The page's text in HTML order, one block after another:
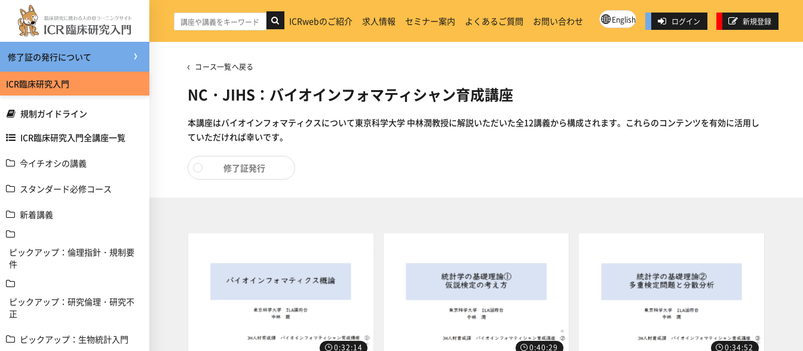
メインコンテンツへスキップする
修了証の発行について
ICR臨床研究入門
規制ガイドライン
ICR臨床研究入門全講座一覧
今イチオシの講義
スタンダード必修コース
新着講義
ピックアップ：倫理指針・規制要
件
ピックアップ：研究倫理・研究不
正
ピックアップ：生物統計入門
ICRwebのご紹介 求人情報 セミナー案内 よくあるご質問 お問い合わせ English ログイン 新規登録
コース一覧へ戻る
NC・JIHS：バイオインフォマティシャン育成講座
本講座はバイオインフォマティクスについて東京科学大学 中林潤教授に解説いただいた全12講義から構成されます。これらのコンテンツを有効に活用し
ていただければ幸いです。
修了証発行
0:32:14 0:40:29 0:34:52